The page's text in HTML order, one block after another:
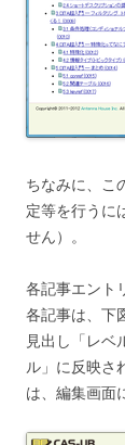
ちなみに、こ
定等を行うに
せん）。
各記事エント
各記事は、下
見出し「レベ
ル」に反映さ
は、編集画面